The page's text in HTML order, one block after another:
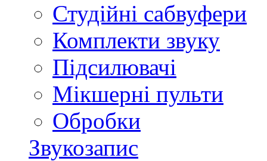
Студійні сабвуфери
Комплекти звуку
Підсилювачі
Мікшерні пульти
Обробки
Звукозапис